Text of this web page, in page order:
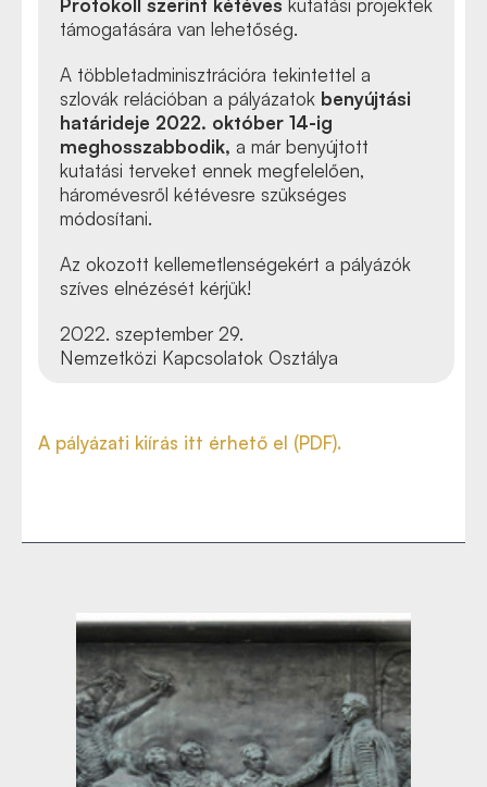
Protokoll szerint kétéves kutatási projektek
támogatására van lehetőség.
A többletadminisztrációra tekintettel a
szlovák relációban a pályázatok benyújtási
határideje 2022. október 14-ig
meghosszabbodik, a már benyújtott
kutatási terveket ennek megfelelően,
háromévesről kétévesre szükséges
módosítani.
Az okozott kellemetlenségekért a pályázók
szíves elnézését kérjük!
2022. szeptember 29.
Nemzetközi Kapcsolatok Osztálya
A pályázati kiírás itt érhető el (PDF).